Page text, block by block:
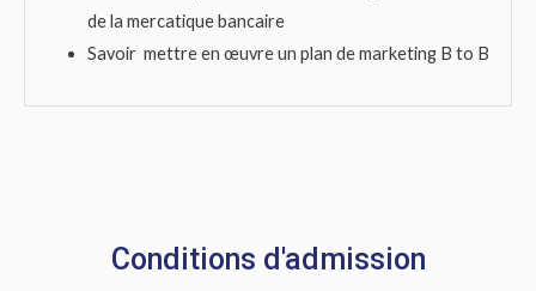
de la mercatique bancaire
Savoir mettre en œuvre un plan de marketing B to B
Conditions d'admission